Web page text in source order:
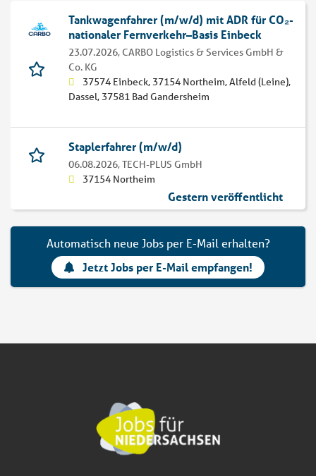
Tankwagenfahrer (m/w/d) mit ADR für CO₂-
nationaler Fernverkehr–Basis Einbeck
23.07.2026, CARBO Logistics & Services GmbH &
Co. KG
37574 Einbeck, 37154 Northeim, Alfeld (Leine),
Dassel, 37581 Bad Gandersheim
Staplerfahrer (m/w/d)
06.08.2026,TECH-PLUS GmbH
37154 Northeim
Gestern veröffentlicht
Automatisch neue Jobs per E-Mail erhalten?
Jetzt Jobs per E-Mail empfangen!